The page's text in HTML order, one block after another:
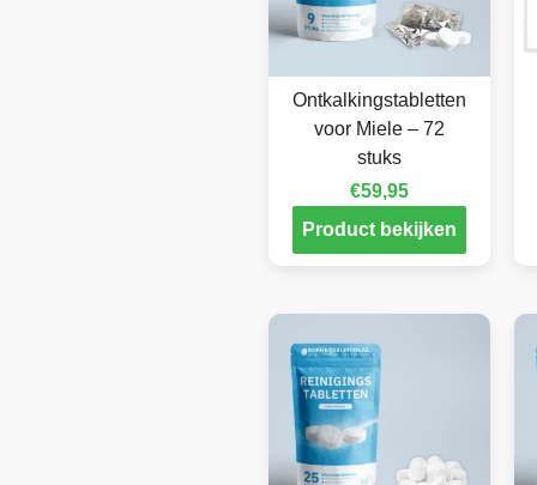
Ontkalkingstabletten
voor Miele – 72
stuks
€59,95
Product bekijken